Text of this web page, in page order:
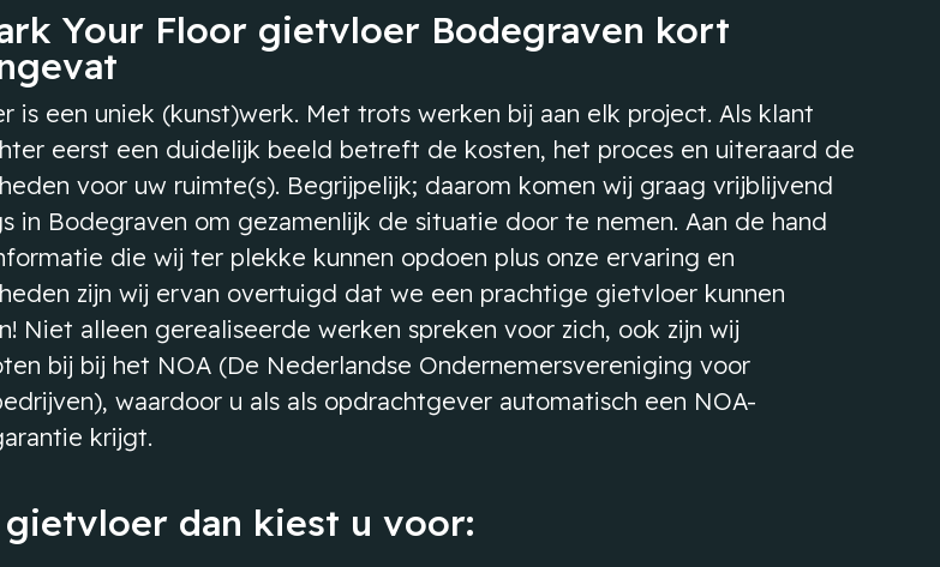
Your Floor gietvloer Bodegraven kort
is een uniek (kunst)werk. Met trots werken bij aan elk project. Als klant
eerst een duidelijk beeld betreft de kosten, het proces en uiteraard de
voor uw ruimte(s). Begrijpelijk; daarom komen wij graag vrijblijvend
in Bodegraven om gezamenlijk de situatie door te nemen. Aan de hand
die wij ter plekke kunnen opdoen plus onze ervaring en
zijn wij ervan overtuigd dat we een prachtige gietvloer kunnen
Niet alleen gerealiseerde werken spreken voor zich, ook zijn wij
bij bij het NOA (De Nederlandse Ondernemersvereniging voor
waardoor u als als opdrachtgever automatisch een NOA-
krijgt.
dan kiest u voor: